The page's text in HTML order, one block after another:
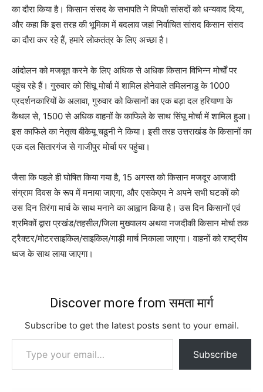
का दौरा किया है। किसान संसद के सभापति ने विपक्षी सांसदों को धन्यवाद दिया,
और कहा कि इस तरह की भूमिका में बदलाव जहां निर्वाचित सांसद किसान संसद
का दौरा कर रहे हैं, हमारे लोकतंत्र के लिए अच्छा है।
आंदोलन को मजबूत करने के लिए अधिक से अधिक किसान विभिन्न मोर्चों पर
पहुंच रहे हैं। गुरुवार को सिंघू मोर्चा में शामिल होनेवाले तमिलनाडु के 1000
प्रदर्शनकारियों के अलावा, गुरुवार को किसानों का एक बड़ा दल हरियाणा के
कैथल से, 1500 से अधिक वाहनों के काफिले के साथ सिंघू मोर्चा में शामिल हुआ।
इस काफिले का नेतृत्व बीकेयू चढूनी ने किया। इसी तरह उत्तराखंड के किसानों का
एक दल सितारगंज से गाजीपुर मोर्चा पर पहुंचा।
जैसा कि पहले ही घोषित किया गया है, 15 अगस्त को किसान मजदूर आजादी
संग्राम दिवस के रूप में मनाया जाएगा, और एसकेएम ने अपने सभी घटकों को
उस दिन तिरंगा मार्च के साथ मनाने का आह्वान किया है। उस दिन किसानों एवं
श्रमिकों द्वारा प्रखंड/तहसील/जिला मुख्यालय अथवा नजदीकी किसान मोर्चा तक
ट्रैक्टर/मोटरसाइकिल/साइकिल/गाड़ी मार्च निकाला जाएगा। वाहनों को राष्ट्रीय
ध्वज के साथ लाया जाएगा।
Discover more from समता मार्ग
Subscribe to get the latest posts sent to your email.
Type your email…
Subscribe